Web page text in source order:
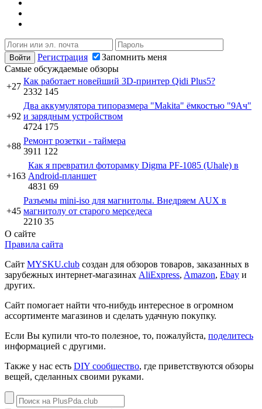
Регистрация
Запомнить меня
Самые обсуждаемые обзоры
+27
Как работает новейший 3D-принтер Qidi Plus5?
2332 145
+92
Два аккумулятора типоразмера "Makita" ёмкостью "9Ач"
и зарядным устройством
4724 175
+88
Ремонт розетки - таймера
3911 122
+163
Как я превратил фоторамку Digma PF-1085 (Uhale) в
Android-планшет
4831 69
+45
Разъемы mini-iso для магнитолы. Внедряем AUX в
магнитолу от старого мерседеса
2210 35
О сайте
Правила сайта
Сайт MYSKU.club cоздан для обзоров товаров, заказанных в
зарубежных интернет-магазинах AliExpress, Amazon, Ebay и
других.
Сайт помогает найти что-нибудь интересное в огромном
ассортименте магазинов и сделать удачную покупку.
Если Вы купили что-то полезное, то, пожалуйста, поделитесь
информацией с другими.
Также у нас есть DIY сообщество, где приветствуются обзоры
вещей, сделанных своими руками.